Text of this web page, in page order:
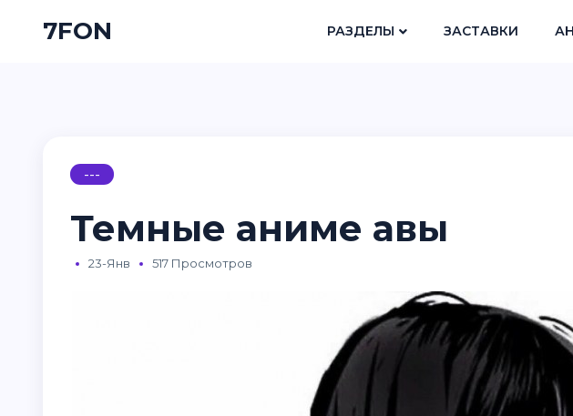
7FON РАЗДЕЛЫ ЗАСТАВКИ
---
Темные аниме авы
23-Янв 517 Просмотров